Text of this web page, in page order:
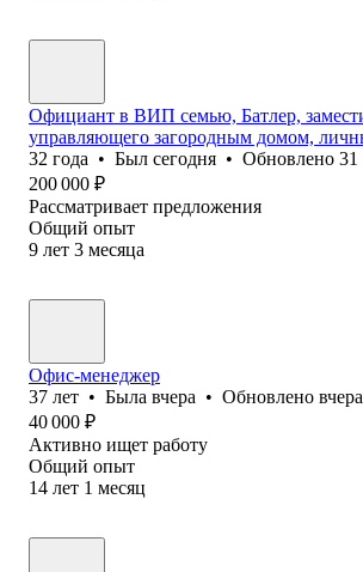
Официант в ВИП семью, Батлер,
управляющего загородным домом,
32 года • Был сегодня • Обновлено 31
200 000 ₽
Рассматривает предложения
Общий опыт
9 лет 3 месяца
Офис-менеджер
37 лет • Была вчера • Обновлено вчера
40 000 ₽
Активно ищет работу
Общий опыт
14 лет 1 месяц